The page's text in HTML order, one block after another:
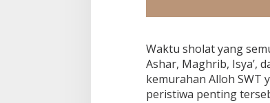
Waktu sholat yang
Ashar, Maghrib, Isya’,
kemurahan Alloh SWT
peristiwa penting